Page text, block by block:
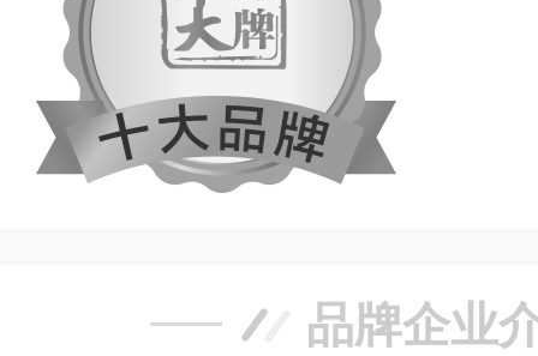
品牌企业